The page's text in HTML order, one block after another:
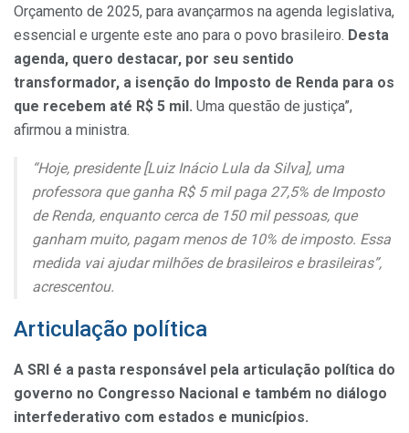
Orçamento de 2025, para avançarmos na agenda legislativa,
essencial e urgente este ano para o povo brasileiro. Desta
agenda, quero destacar, por seu sentido
transformador, a isenção do Imposto de Renda para os
que recebem até R$ 5 mil. Uma questão de justiça”,
afirmou a ministra.
“Hoje, presidente [Luiz Inácio Lula da Silva], uma
professora que ganha R$ 5 mil paga 27,5% de Imposto
de Renda, enquanto cerca de 150 mil pessoas, que
ganham muito, pagam menos de 10% de imposto. Essa
medida vai ajudar milhões de brasileiros e brasileiras”,
acrescentou.
Articulação política
A SRI é a pasta responsável pela articulação política do
governo no Congresso Nacional e também no diálogo
interfederativo com estados e municípios.